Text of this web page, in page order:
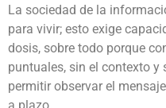
La sociedad de la
para vivir; esto exige
dosis, sobre todo porque
puntuales, sin el contexto
permitir observar el